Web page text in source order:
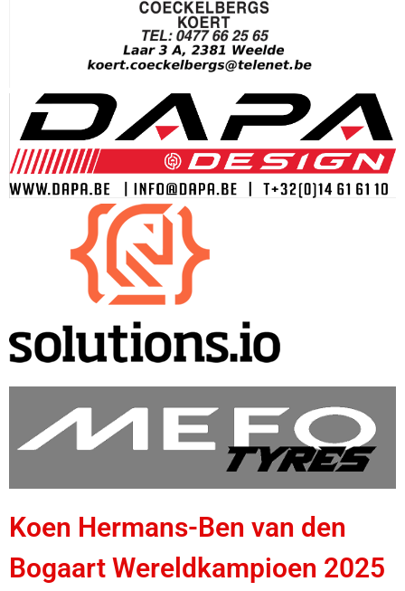
Koen Hermans-Ben van den
Bogaart Wereldkampioen 2025